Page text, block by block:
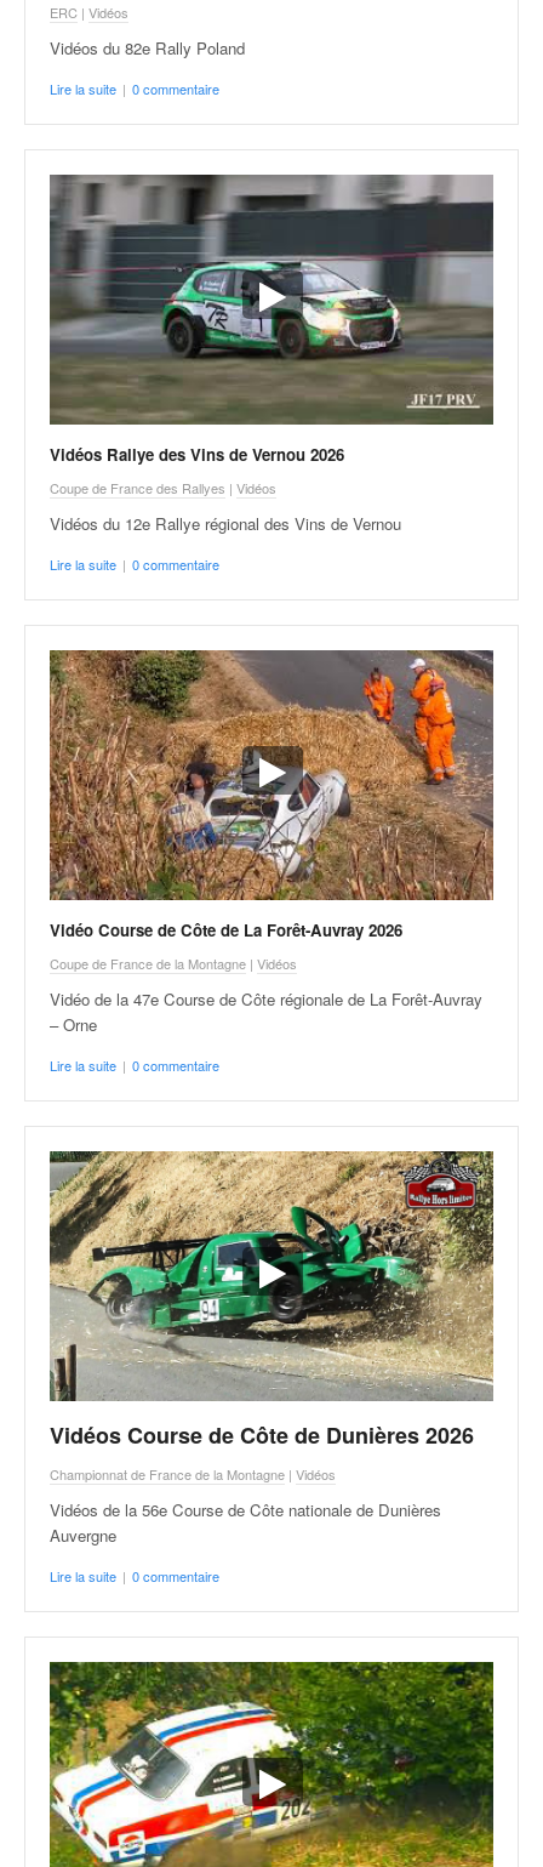
ERC | Vidéos
Vidéos du 82e Rally Poland
Lire la suite | 0 commentaire
Vidéos Rallye des Vins de Vernou 2026
Coupe de France des Rallyes | Vidéos
Vidéos du 12e Rallye régional des Vins de Vernou
Lire la suite | 0 commentaire
Vidéo Course de Côte de La Forêt-Auvray 2026
Coupe de France de la Montagne | Vidéos
Vidéo de la 47e Course de Côte régionale de La Forêt-Auvray
– Orne
Lire la suite | 0 commentaire
Vidéos Course de Côte de Dunières 2026
Championnat de France de la Montagne | Vidéos
Vidéos de la 56e Course de Côte nationale de Dunières
Auvergne
Lire la suite | 0 commentaire